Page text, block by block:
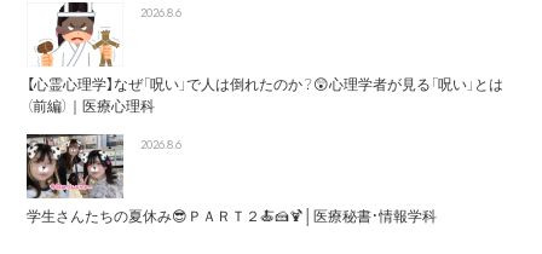
2026.8.6
【心霊心理学】なぜ「呪い」で人は倒れたのか？😲心理学者が見る「呪い」とは
（前編）｜医療心理科
2026.8.6
学生さんたちの夏休み😎ＰＡＲＴ２🍝🍰🍹│医療秘書・情報学科